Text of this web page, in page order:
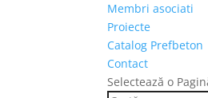
Membri asociati
Proiecte
Catalog Prefbeton
Contact
Selectează o